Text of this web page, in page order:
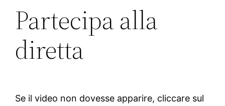
Partecipa alla
diretta
Se il video non dovesse apparire, cliccare sul